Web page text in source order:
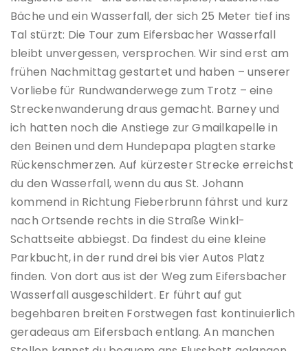
Bäche und ein Wasserfall, der sich 25 Meter tief ins
Tal stürzt: Die Tour zum Eifersbacher Wasserfall
bleibt unvergessen, versprochen. Wir sind erst am
frühen Nachmittag gestartet und haben – unserer
Vorliebe für Rundwanderwege zum Trotz – eine
Streckenwanderung draus gemacht. Barney und
ich hatten noch die Anstiege zur Gmailkapelle in
den Beinen und dem Hundepapa plagten starke
Rückenschmerzen. Auf kürzester Strecke erreichst
du den Wasserfall, wenn du aus St. Johann
kommend in Richtung Fieberbrunn fährst und kurz
nach Ortsende rechts in die Straße Winkl-
Schattseite abbiegst. Da findest du eine kleine
Parkbucht, in der rund drei bis vier Autos Platz
finden. Von dort aus ist der Weg zum Eifersbacher
Wasserfall ausgeschildert. Er führt auf gut
begehbaren breiten Forstwegen fast kontinuierlich
geradeaus am Eifersbach entlang. An manchen